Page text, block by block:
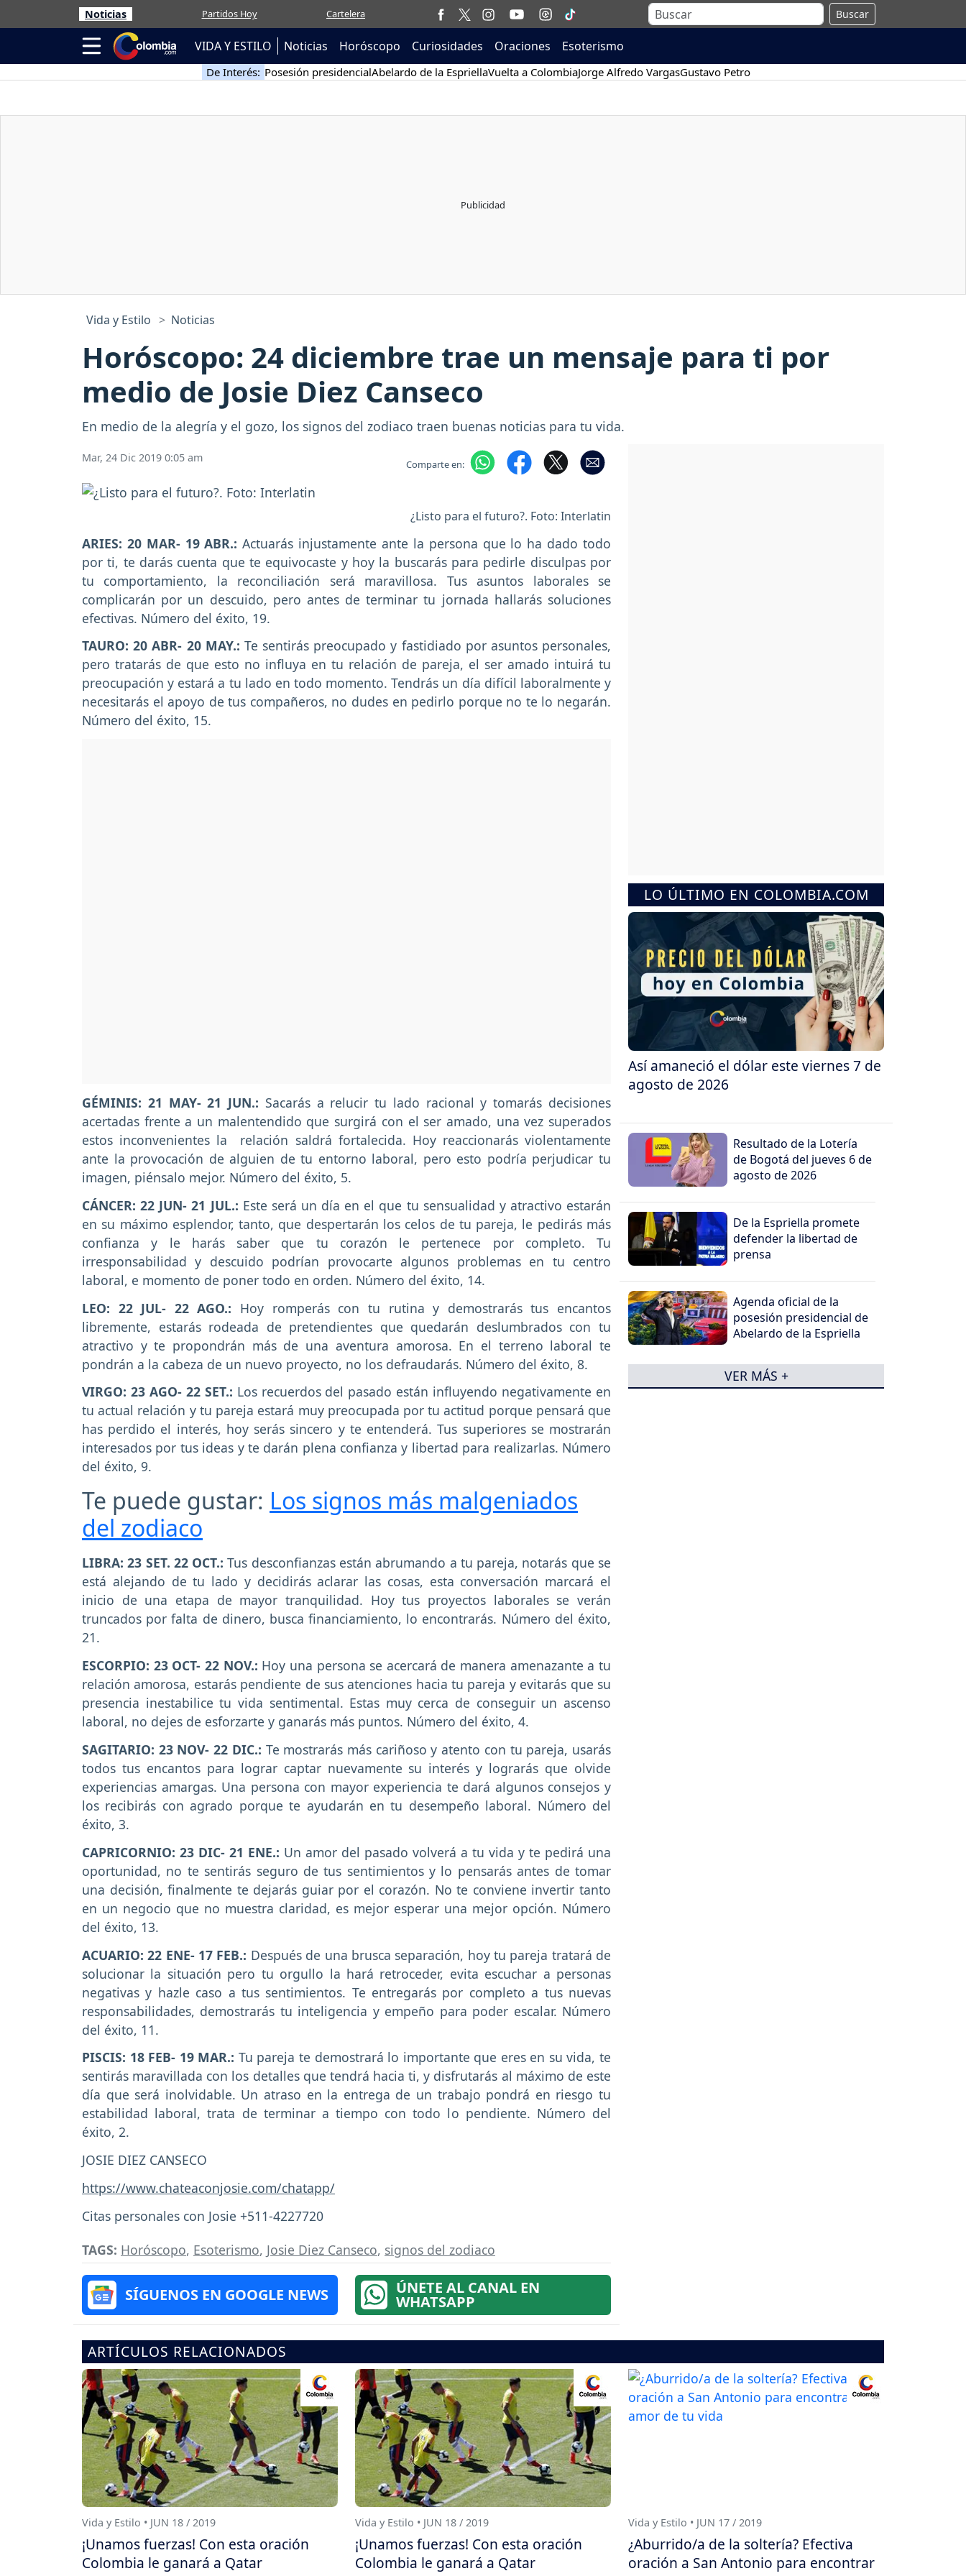
Noticias Partidos Hoy Cartelera Buscar
VIDA Y ESTILO Noticias Horóscopo Curiosidades Oraciones Esoterismo
De Interés: Posesión presidencialAbelardo de la EspriellaVuelta a ColombiaJorge Alfredo VargasGustavo Petro
Vida y Estilo Noticias
Horóscopo: 24 diciembre trae un mensaje para ti por
medio de Josie Diez Canseco
En medio de la alegría y el gozo, los signos del zodiaco traen buenas noticias para tu vida.
Mar, 24 Dic 2019 0:05 am Comparte en:
¿Listo para el futuro?. Foto: Interlatin
ARIES: 20 MAR- 19 ABR.:Actuarás injustamente ante la persona que lo ha dado todo
por ti, te darás cuenta que te equivocaste y hoy la buscarás para pedirle disculpas por
tu comportamiento, la reconciliación será maravillosa. Tus asuntos laborales se
complicarán por un descuido, pero antes de terminar tu jornada hallarás soluciones
efectivas. Número del éxito, 19.
TAURO: 20 ABR- 20 MAY.: Te sentirás preocupado y fastidiado por asuntos personales,
pero tratarás de que esto no influya en tu relación de pareja, el ser amado intuirá tu
preocupación y estará a tu lado en todo momento. Tendrás un día difícil laboralmente y
necesitarás el apoyo de tus compañeros, no dudes en pedirlo porque no te lo negarán.
Número del éxito, 15.
GÉMINIS: 21 MAY- 21 JUN.: Sacarás a relucir tu lado racional y tomarás decisiones
acertadas frente a un malentendido que surgirá con el ser amado, una vez superados
estos inconvenientes la relación saldrá fortalecida. Hoy reaccionarás violentamente
ante la provocación de alguien de tu entorno laboral, pero esto podría perjudicar tu
imagen, piénsalo mejor. Número del éxito, 5.
CÁNCER: 22 JUN- 21 JUL.: Este será un día en el que tu sensualidad y atractivo estarán
en su máximo esplendor, tanto, que despertarán los celos de tu pareja, le pedirás más
confianza y le harás saber que tu corazón le pertenece por completo. Tu
irresponsabilidad y descuido podrían provocarte algunos problemas en tu centro
laboral, e momento de poner todo en orden. Número del éxito, 14.
LEO: 22 JUL- 22 AGO.: Hoy romperás con tu rutina y demostrarás tus encantos
libremente, estarás rodeada de pretendientes que quedarán deslumbrados con tu
atractivo y te propondrán más de una aventura amorosa. En el terreno laboral te
pondrán a la cabeza de un nuevo proyecto, no los defraudarás. Número del éxito, 8.
VIRGO: 23 AGO- 22 SET.: Los recuerdos del pasado están influyendo negativamente en
tu actual relación y tu pareja estará muy preocupada por tu actitud porque pensará que
has perdido el interés, hoy serás sincero y te entenderá. Tus superiores se mostrarán
interesados por tus ideas y te darán plena confianza y libertad para realizarlas. Número
del éxito, 9.
Te puede gustar: Los signos más malgeniados
del zodiaco
LIBRA: 23 SET. 22 OCT.:Tus desconfianzas están abrumando a tu pareja, notarás que se
está alejando de tu lado y decidirás aclarar las cosas, esta conversación marcará el
inicio de una etapa de mayor tranquilidad. Hoy tus proyectos laborales se verán
truncados por falta de dinero, busca financiamiento, lo encontrarás. Número del éxito,
21.
ESCORPIO: 23 OCT- 22 NOV.: Hoy una persona se acercará de manera amenazante a tu
relación amorosa, estarás pendiente de sus atenciones hacia tu pareja y evitarás que su
presencia inestabilice tu vida sentimental. Estas muy cerca de conseguir un ascenso
laboral, no dejes de esforzarte y ganarás más puntos. Número del éxito, 4.
SAGITARIO: 23 NOV- 22 DIC.: Te mostrarás más cariñoso y atento con tu pareja, usarás
todos tus encantos para lograr captar nuevamente su interés y lograrás que olvide
experiencias amargas. Una persona con mayor experiencia te dará algunos consejos y
los recibirás con agrado porque te ayudarán en tu desempeño laboral. Número del
éxito, 3.
CAPRICORNIO: 23 DIC- 21 ENE.: Un amor del pasado volverá a tu vida y te pedirá una
oportunidad, no te sentirás seguro de tus sentimientos y lo pensarás antes de tomar
una decisión, finalmente te dejarás guiar por el corazón. No te conviene invertir tanto
en un negocio que no muestra claridad, es mejor esperar una mejor opción. Número
del éxito, 13.
ACUARIO: 22 ENE- 17 FEB.: Después de una brusca separación, hoy tu pareja tratará de
solucionar la situación pero tu orgullo la hará retroceder, evita escuchar a personas
negativas y hazle caso a tus sentimientos. Te entregarás por completo a tus nuevas
responsabilidades, demostrarás tu inteligencia y empeño para poder escalar. Número
del éxito, 11.
PISCIS: 18 FEB- 19 MAR.: Tu pareja te demostrará lo importante que eres en su vida, te
sentirás maravillada con los detalles que tendrá hacia ti, y disfrutarás al máximo de este
día que será inolvidable. Un atraso en la entrega de un trabajo pondrá en riesgo tu
estabilidad laboral, trata de terminar a tiempo con todo lo pendiente. Número del
éxito, 2.
JOSIE DIEZ CANSECO
https://www.chateaconjosie.com/chatapp/
Citas personales con Josie +511-4227720
TAGS: Horóscopo, Esoterismo, Josie Diez Canseco, signos del zodiaco
SÍGUENOS EN GOOGLE NEWS ÚNETE AL CANAL EN
WHATSAPP
LO ÚLTIMO EN COLOMBIA.COM
Así amaneció el dólar este viernes 7 de
agosto de 2026
Resultado de la Lotería
de Bogotá del jueves 6 de
agosto de 2026
De la Espriella promete
defender la libertad de
prensa
Agenda oficial de la
posesión presidencial de
Abelardo de la Espriella
VER MÁS +
ARTÍCULOS RELACIONADOS
Vida y Estilo • JUN 18 / 2019
¡Unamos fuerzas! Con esta oración
Colombia le ganará a Qatar
Vida y Estilo • JUN 18 / 2019
¡Unamos fuerzas! Con esta oración
Colombia le ganará a Qatar
Vida y Estilo • JUN 17 / 2019
¿Aburrido/a de la soltería? Efectiva
oración a San Antonio para encontrar